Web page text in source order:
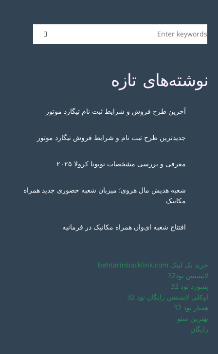
نوشته‌های تازه
آخرین طرح فروش و شرایط ثبت نام تیگارد موتور
جدیدترین طرح ثبت نام و شرایط فروش تیگارد موتور
معرفی و بررسی مشخصات تویوتا کرولا ۲۰۲۵
شعبه هدیش مال هروی؛ میزبان شعبه حضوری جدید همراه
مکانیک
افتتاح شعبه ای‌وان همراه مکانیک در فرمانیه
خرید بک لینک behtarinbacklink.com
لایسنس نود32
پسورد نود 32
اوکلی لایسنس رایگان نود 32
همیار نود 32
بهترین سئو
رایگان